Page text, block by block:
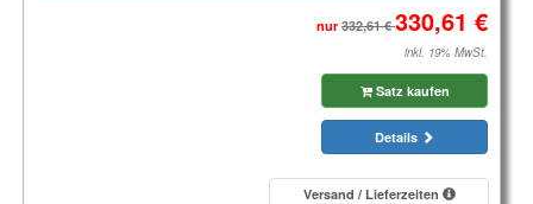
nur
inkl. 19% MwSt.
Satz kaufen
Details
Versand / Lieferzeiten